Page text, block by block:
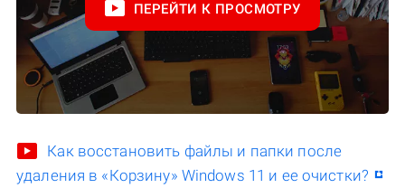
ПЕРЕЙТИ К ПРОСМОТРУ
Как восстановить файлы и папки после
удаления в «Корзину» Windows 11 и ее очистки?